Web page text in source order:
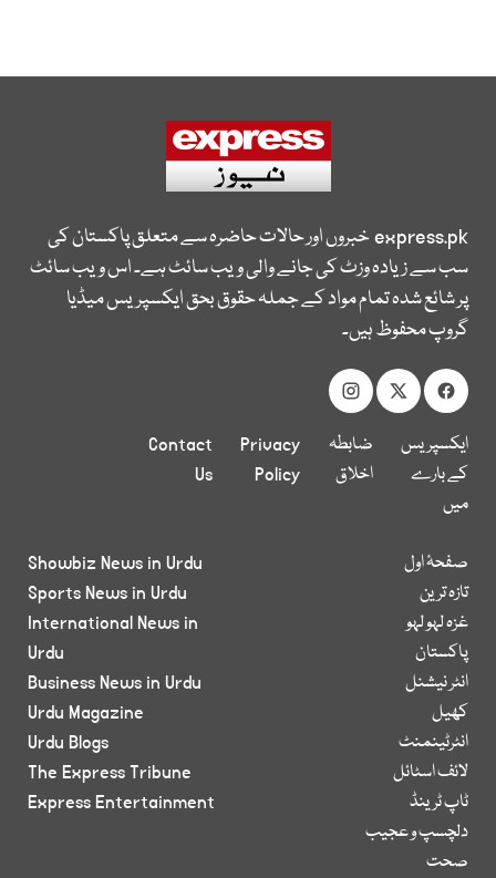
express.pkخبروں اور حالات حاضرہ سے متعلق پاکستان کی
سب سے زیادہ وزٹ کی جانے والی ویب سائٹ ہے۔ اس ویب سائٹ
پر شائع شدہ تمام مواد کے جملہ حقوق بحق ایکسپریس میڈیا
گروپ محفوظ ہیں۔
ایکسپریس
کے بارے
میں
ضابطہ
اخلاق
Privacy
Policy
Contact
Us
صفحۂ اول
تازہ ترین
غزہ لہو لہو
پاکستان
انٹر نیشنل
کھیل
انٹرٹینمنٹ
لائف اسٹائل
ٹاپ ٹرینڈ
دلچسپ و عجیب
صحت
Showbiz News in Urdu
Sports News in Urdu
International News in
Urdu
Business News in Urdu
Urdu Magazine
Urdu Blogs
The Express Tribune
Express Entertainment